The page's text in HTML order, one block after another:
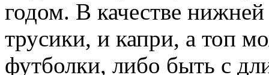
годом. В качестве
трусики, и капри, а топ
футболки, либо быть с